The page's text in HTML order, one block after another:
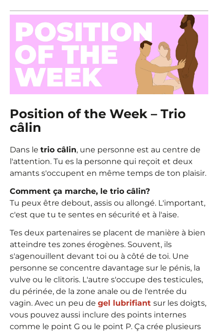
Position of the Week – Trio
câlin
Dans le trio câlin, une personne est au centre de
l'attention. Tu es la personne qui reçoit et deux
amants s'occupent en même temps de ton plaisir.
Comment ça marche, le trio câlin?
Tu peux être debout, assis ou allongé. L'important,
c'est que tu te sentes en sécurité et à l'aise.
Tes deux partenaires se placent de manière à bien
atteindre tes zones érogènes. Souvent, ils
s'agenouillent devant toi ou à côté de toi. Une
personne se concentre davantage sur le pénis, la
vulve ou le clitoris. L'autre s'occupe des testicules,
du périnée, de la zone anale ou de l'entrée du
vagin. Avec un peu de gel lubrifiant sur les doigts,
vous pouvez aussi inclure des points internes
comme le point G ou le point P. Ça crée plusieurs